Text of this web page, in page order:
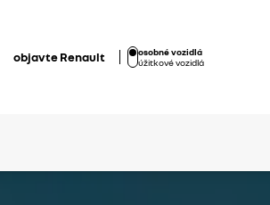
objavte Renault
osobné vozidlá
úžitkové vozidlá